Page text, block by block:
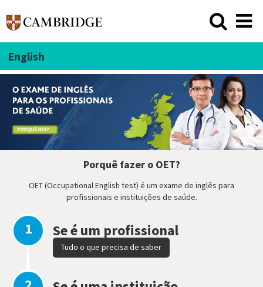
English
Porquê fazer o OET?
OET (Occupational English test) é um exame de inglês para
profissionais e instituições de saúde.
1 Se é um profissional
Tudo o que precisa de saber